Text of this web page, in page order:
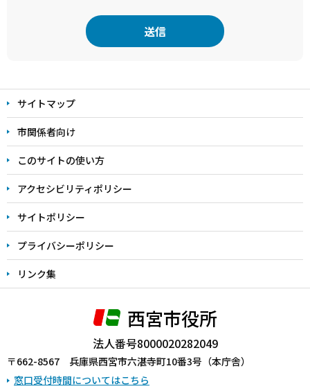
文
こ
こ
ま
で
サイトマップ
市関係者向け
このサイトの使い方
アクセシビリティポリシー
サイトポリシー
プライバシーポリシー
リンク集
西宮市役所
法人番号8000020282049
〒662-8567 兵庫県西宮市六湛寺町10番3号（本庁舎）
窓口受付時間についてはこちら